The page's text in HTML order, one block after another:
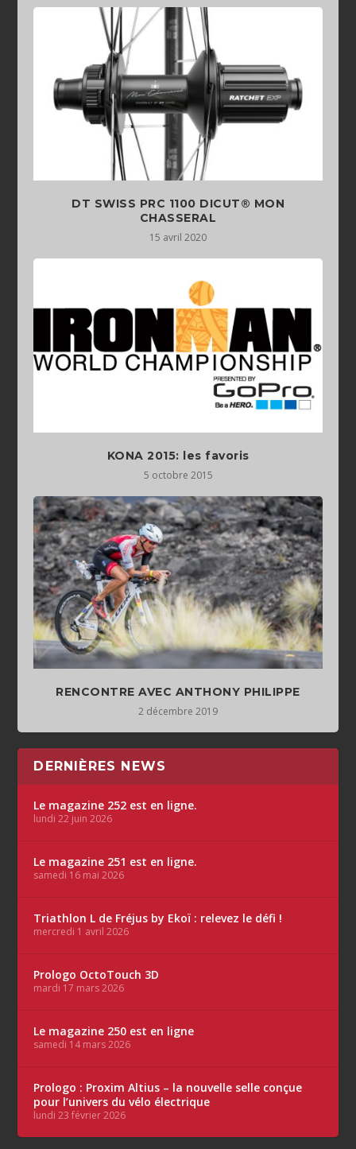
DT SWISS PRC 1100 DICUT® MON
CHASSERAL
15 avril 2020
KONA 2015: les favoris
5 octobre 2015
RENCONTRE AVEC ANTHONY PHILIPPE
2 décembre 2019
DERNIÈRES NEWS
Le magazine 252 est en ligne.
lundi 22 juin 2026
Le magazine 251 est en ligne.
samedi 16 mai 2026
Triathlon L de Fréjus by Ekoï : relevez le défi !
mercredi 1 avril 2026
Prologo OctoTouch 3D
mardi 17 mars 2026
Le magazine 250 est en ligne
samedi 14 mars 2026
Prologo : Proxim Altius – la nouvelle selle conçue
pour l’univers du vélo électrique
lundi 23 février 2026